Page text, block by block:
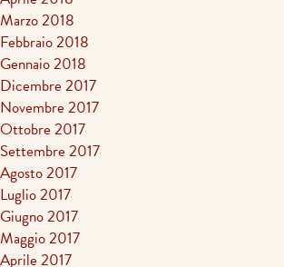
Marzo 2018
Febbraio 2018
Gennaio 2018
Dicembre 2017
Novembre 2017
Ottobre 2017
Settembre 2017
Agosto 2017
Luglio 2017
Giugno 2017
Maggio 2017
Aprile 2017